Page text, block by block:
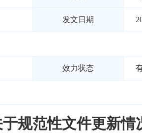
发文日期
效力状态
规范性文件更新情